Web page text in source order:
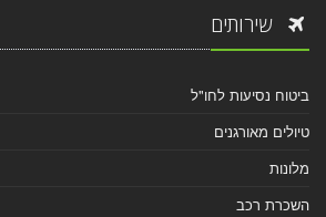
שירותים
ביטוח נסיעות לחו"ל
טיולים מאורגנים
מלונות
השכרת רכב